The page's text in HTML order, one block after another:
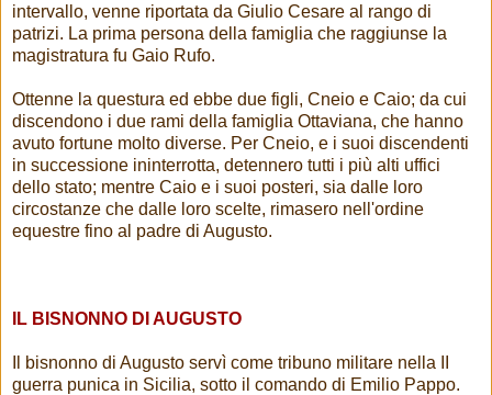
intervallo, venne riportata da Giulio Cesare al rango di
patrizi. La prima persona della famiglia che raggiunse la
magistratura fu Gaio Rufo.
Ottenne la questura ed ebbe due figli, Cneio e Caio; da cui
discendono i due rami della famiglia Ottaviana, che hanno
avuto fortune molto diverse. Per Cneio, e i suoi discendenti
in successione ininterrotta, detennero tutti i più alti uffici
dello stato; mentre Caio e i suoi posteri, sia dalle loro
circostanze che dalle loro scelte, rimasero nell'ordine
equestre fino al padre di Augusto.
IL BISNONNO DI AUGUSTO
Il bisnonno di Augusto servì come tribuno militare nella II
guerra punica in Sicilia, sotto il comando di Emilio Pappo.